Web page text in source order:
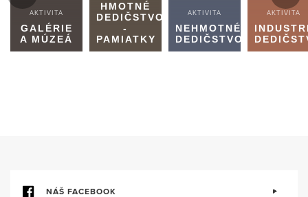
AKTIVITA
GALÉRIE
A MÚZEÁ
HMOTNÉ
DEDIČSTVO
-
PAMIATKY
AKTIVITA
NEHMOTNÉ
DEDIČSTVO
AKTIVITA
NÁŠ FACEBOOK